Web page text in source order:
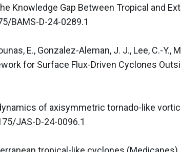
Knowledge Gap Between Tropical and
BAMS-D-24-0289.1
E., Gonzalez-Aleman, J. J., Lee, C.-Y.,
for Surface Flux-Driven Cyclones
of axisymmetric tornado-like
JAS-D-24-0096.1